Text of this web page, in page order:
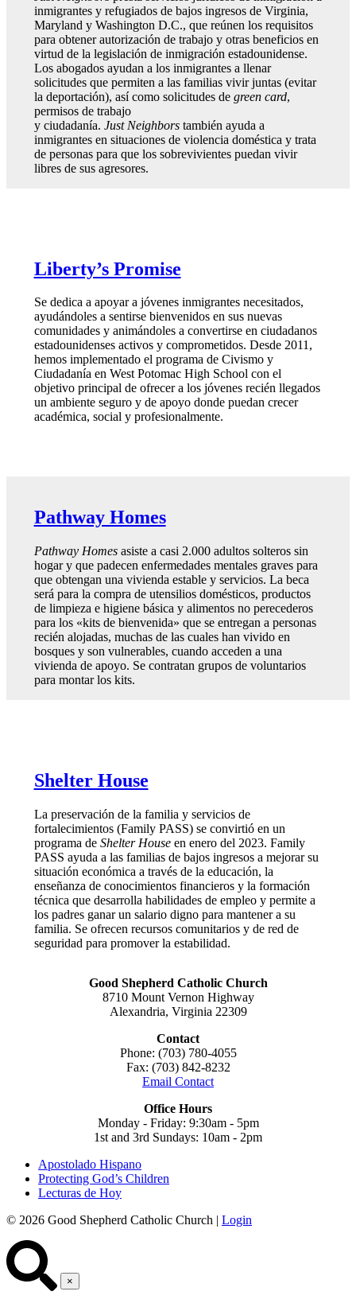
inmigrantes y refugiados de bajos ingresos de Virginia,
Maryland y Washington D.C., que reúnen los requisitos
para obtener autorización de trabajo y otras beneficios en
virtud de la legislación de inmigración estadounidense.
Los abogados ayudan a los inmigrantes a llenar
solicitudes que permiten a las familias vivir juntas (evitar
la deportación), así como solicitudes de green card,
permisos de trabajo
y ciudadanía. Just Neighbors también ayuda a
inmigrantes en situaciones de violencia doméstica y trata
de personas para que los sobrevivientes puedan vivir
libres de sus agresores.
Liberty’s Promise
Se dedica a apoyar a jóvenes inmigrantes necesitados,
ayudándoles a sentirse bienvenidos en sus nuevas
comunidades y animándoles a convertirse en ciudadanos
estadounidenses activos y comprometidos. Desde 2011,
hemos implementado el programa de Civismo y
Ciudadanía en West Potomac High School con el
objetivo principal de ofrecer a los jóvenes recién llegados
un ambiente seguro y de apoyo donde puedan crecer
académica, social y profesionalmente.
Pathway Homes
Pathway Homesasiste a casi 2.000 adultos solteros sin
hogar y que padecen enfermedades mentales graves para
que obtengan una vivienda estable y servicios. La beca
será para la compra de utensilios domésticos, productos
de limpieza e higiene básica y alimentos no perecederos
para los «kits de bienvenida» que se entregan a personas
recién alojadas, muchas de las cuales han vivido en
bosques y son vulnerables, cuando acceden a una
vivienda de apoyo. Se contratan grupos de voluntarios
para montar los kits.
Shelter House
La preservación de la familia y servicios de
fortalecimientos (Family PASS) se convirtió en un
programa de Shelter Houseen enero del 2023. Family
PASS ayuda a las familias de bajos ingresos a mejorar su
situación económica a través de la educación, la
enseñanza de conocimientos financieros y la formación
técnica que desarrolla habilidades de empleo y permite a
los padres ganar un salario digno para mantener a su
familia. Se ofrecen recursos comunitarios y de red de
seguridad para promover la estabilidad.
Good Shepherd Catholic Church
8710 Mount Vernon Highway
Alexandria, Virginia 22309
Contact
Phone: (703) 780-4055
Fax: (703) 842-8232
Email Contact
Office Hours
Monday - Friday: 9:30am - 5pm
1st and 3rd Sundays: 10am - 2pm
Apostolado Hispano
Protecting God’s Children
Lecturas de Hoy
© 2026 Good Shepherd Catholic Church | Login
×